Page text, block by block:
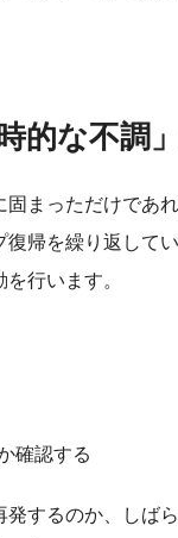
的な不調
まっただけであ
帰を繰り返して
行います。
確認する
するのか、しば